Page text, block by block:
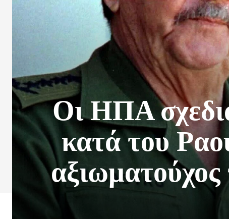
Οι ΗΠΑ
κατά του